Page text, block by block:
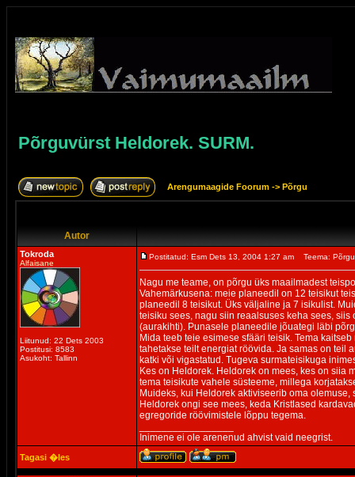
Põrguvürst Heldorek. SURM.
Arengumaagide Foorum -> Põrgu
Autor
Tokroda
Alfaisane
Liitunud: 22 Dets 2003
Postitusi: 8583
Asukoht: Tallinn
Postitatud: Esm Dets 13, 2004 1:27 am Teema:
Nagu me teame, on põrgu üks maailmadest
Vahemärkusena: meie planeedil on 12 teisikut
planeedil 8 teisikut. Üks väljaline ja 7 isikulist.
teisiku sees, nagu siin reaalsuses keha sees,
(aurakihti). Punasele planeedile jõuategi läbi
Mida teeb teie esimese sfääri teisik. Tema
tahetakse teilt energiat röövida. Ja samas on teil
katki või vigastatud. Tugeva surmateisikuga
Kes on Heldorek. Heldorek on mees, kes on
tema teisikute vahele süsteeme, millega
Muideks, kui Heldorek aktiviseerib oma
Heldorek ongi see mees, keda Kristlased
egregoride röövimistele lõppu tegema.
Inimene ei ole arenenud ahvist vaid neegrist.
Tagasi �les